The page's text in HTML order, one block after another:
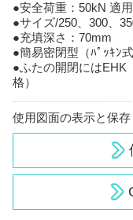
●安全荷重：50kN 適
●サイズ/250、300、
●充填深さ：70mm
●簡易密閉型（ﾊﾟｯｷﾝ式
●ふたの開閉にはEHK
格）
使用図面の表示と保